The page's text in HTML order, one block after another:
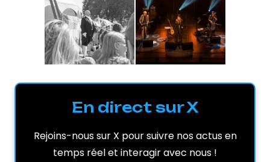
En direct sur X
Rejoins-nous sur X pour suivre nos actus en
temps réel et interagir avec nous !